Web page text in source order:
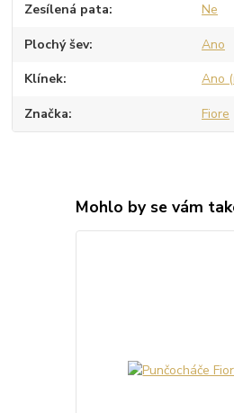
Zesílená pata Ne
Plochý šev Ano
Klínek Ano
Značka Fiore
Mohlo by se vám